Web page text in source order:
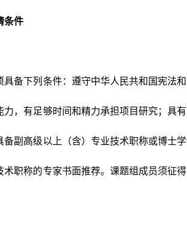
件
下列条件：遵守中华人民共和国宪法和
力，有足够时间和精力承担项目研究；具
备副高级以上（含）专业技术职称或博士
术职称的专家书面推荐。课题组成员须征